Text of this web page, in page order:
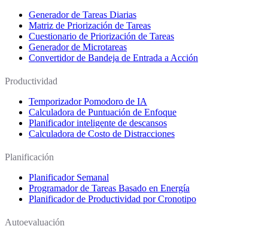
Generador de Tareas Diarias
Matriz de Priorización de Tareas
Cuestionario de Priorización de Tareas
Generador de Microtareas
Convertidor de Bandeja de Entrada a Acción
Productividad
Temporizador Pomodoro de IA
Calculadora de Puntuación de Enfoque
Planificador inteligente de descansos
Calculadora de Costo de Distracciones
Planificación
Planificador Semanal
Programador de Tareas Basado en Energía
Planificador de Productividad por Cronotipo
Autoevaluación